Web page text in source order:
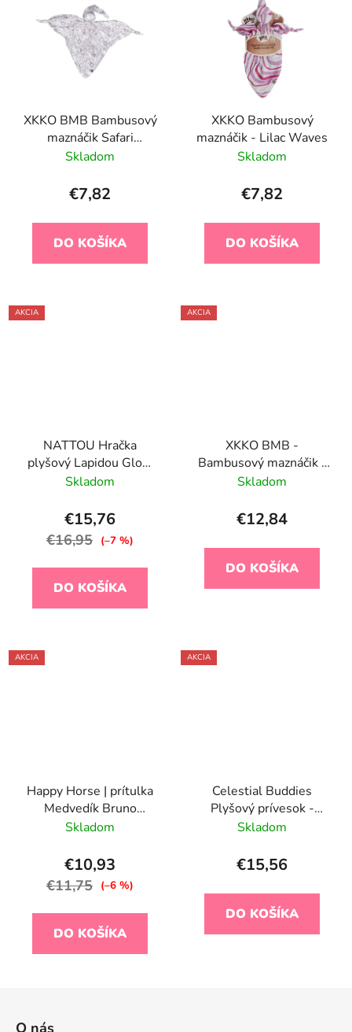
XKKO BMB Bambusový
maznáčik Safari
W/Atmosphere
Skladom
€7,82
DO KOŠÍKA
XKKO Bambusový
maznáčik - Lilac Waves
Skladom
€7,82
DO KOŠÍKA
AKCIA
NATTOU Hračka
plyšový Lapidou Glow
staroružová 36 cm, 0
Skladom
€15,76
€16,95 (–7 %)
DO KOŠÍKA
AKCIA
XKKO BMB -
Bambusový maznáčik -
Lavender Aura
Skladom
€12,84
DO KOŠÍKA
AKCIA
Happy Horse | prítulka
Medvedík Bruno
veľkosť: 25 cm
Skladom
€10,93
€11,75 (–6 %)
DO KOŠÍKA
AKCIA
Celestial Buddies
Plyšový prívesok -
Slnko
Skladom
€15,56
DO KOŠÍKA
O nás